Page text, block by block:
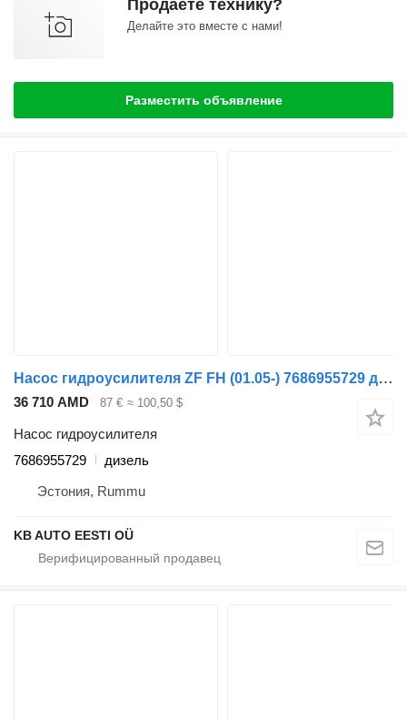
Продаете технику?
Делайте это вместе с нами!
Разместить объявление
Насос гидроусилителя ZF FH (01.05-) 7686955729 для грузовика Volvo FH12, FH16, NH12, FH, VNL780 (1993-2014)
36 710 AMD 87 € ≈ 100,50 $
Насос гидроусилителя
7686955729
дизель
Эстония, Rummu
KB AUTO EESTI OÜ